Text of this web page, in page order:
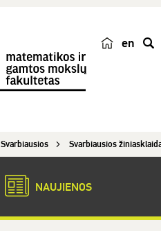
en
k
Svarbiausios Svarbiausios
NAUJIENOS